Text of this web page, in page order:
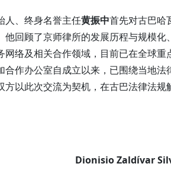
人、终身名誉主任黄振中首先对古巴哈
他回顾了京师律所的发展历程与规模
网络及相关合作领域，目前已在全球重
合作办公室自成立以来，已围绕当地
方以此次交流为契机，在古巴法律法
Dionisio Zaldívar